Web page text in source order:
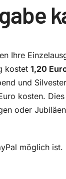
Ihre
kostet 1,20
und
kosten.
oder
möglich